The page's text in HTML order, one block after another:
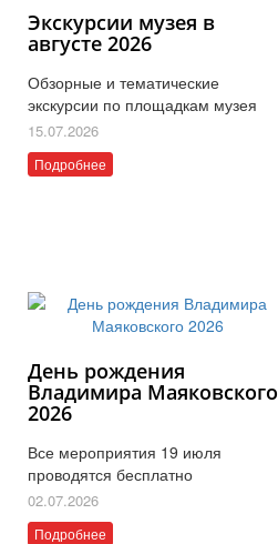
Экскурсии музея в
августе 2026
Обзорные и тематические
экскурсии по площадкам музея
15.07.2026
Подробнее
День рождения
Владимира Маяковского
2026
Все мероприятия 19 июля
проводятся бесплатно
02.07.2026
Подробнее